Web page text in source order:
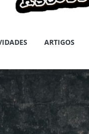
ARTIGOS